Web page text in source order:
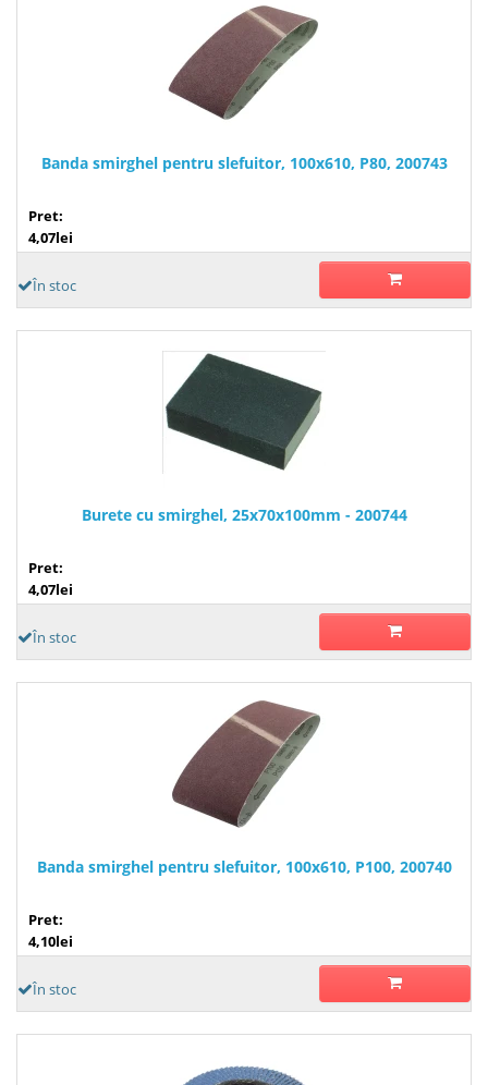
Banda smirghel pentru slefuitor, 100x610, P80, 200743
Pret:
4,07lei
În stoc
Burete cu smirghel, 25x70x100mm - 200744
Pret:
4,07lei
În stoc
Banda smirghel pentru slefuitor, 100x610, P100, 200740
Pret:
4,10lei
În stoc